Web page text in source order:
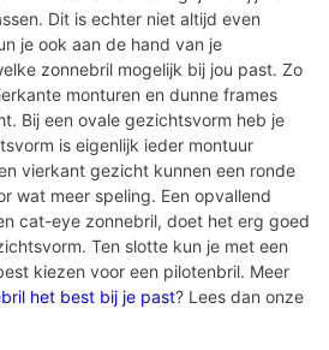
Dit is echter niet altijd even
je ook aan de hand van je
zonnebril mogelijk bij jou past. Zo
monturen en dunne frames
Bij een ovale gezichtsvorm heb je
is eigenlijk ieder montuur
vierkant gezicht kunnen een ronde
wat meer speling. Een opvallend
cat-eye zonnebril, doet het erg goed
Ten slotte kun je met een
kiezen voor een pilotenbril. Meer
het best bij je past? Lees dan onze